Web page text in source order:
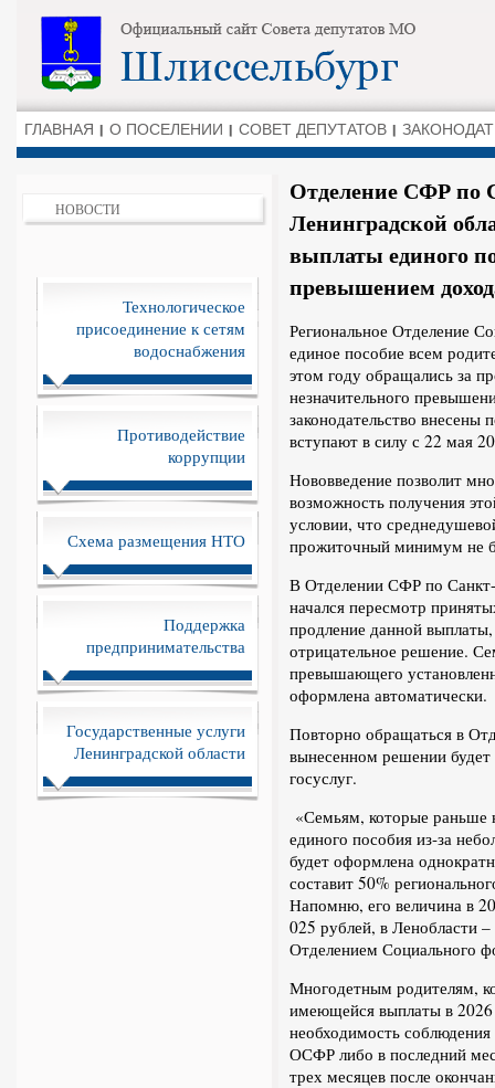
ГЛАВНАЯ О ПОСЕЛЕНИИ СОВЕТ ДЕПУТАТОВ
НОВОСТИ
Технологическое
присоединение к сетям
водоснабжения
Противодействие
коррупции
Схема размещения НТО
Поддержка
предпринимательства
Государственные услуги
Ленинградской области
Отделение СФР по
Ленинградской
выплаты единого
превышением
Региональное Отделение
единое пособие всем
этом году обращались за
незначительного
законодательство
вступают в силу с 22 мая
Нововведение позволит
возможность получения
условии, что
прожиточный минимум не
В Отделении СФР по Санкт-
начался пересмотр
продление данной
отрицательное решение.
превышающего
оформлена автоматически.
Повторно обращаться в
вынесенном решении
госуслуг.
«Семьям, которые раньше
единого пособия из-за
будет оформлена
составит 50%
Напомню, его величина в
025 рублей, в Ленобласти
Отделением Социального
Многодетным родителям,
имеющейся выплаты в 2026
необходимость
ОСФР либо в последний
трех месяцев после